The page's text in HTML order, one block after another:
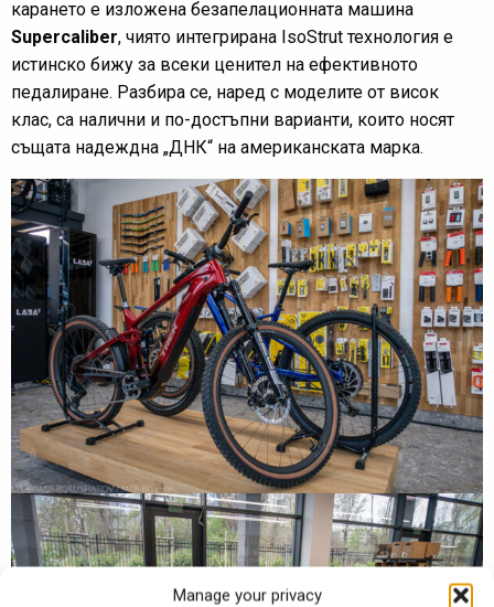
Manage your privacy
карането е изложена безапелационната машина
Supercaliber, чиято интегрирана IsoStrut технология е
истинско бижу за всеки ценител на ефективнoто
педалиране. Разбира се, наред с моделите от висок
клас, са налични и по-достъпни варианти, които носят
същата надеждна „ДНК“ на американската марка.